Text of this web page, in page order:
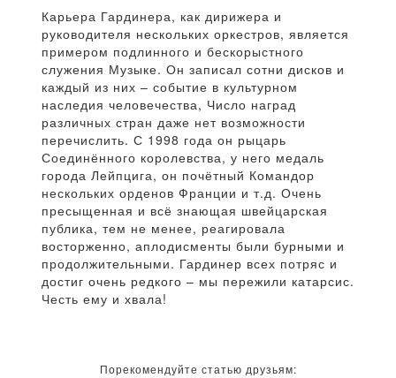
Карьера Гардинера, как дирижера и
руководителя нескольких оркестров, является
примером подлинного и бескорыстного
служения Музыке. Он записал сотни дисков и
каждый из них – событие в культурном
наследия человечества, Число наград
различных стран даже нет возможности
перечислить. С 1998 года он рыцарь
Соединённого королевства, у него медаль
города Лейпцига, он почётный Командор
нескольких орденов Франции и т.д. Очень
пресыщенная и всё знающая швейцарская
публика, тем не менее, реагировала
восторженно, аплодисменты были бурными и
продолжительными. Гардинер всех потряс и
достиг очень редкого – мы пережили катарсис.
Честь ему и хвала!
Порекомендуйте статью друзьям: